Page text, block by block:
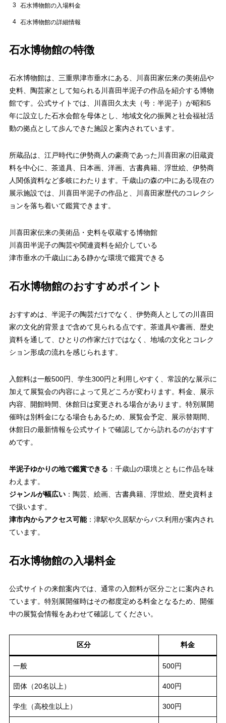
3 石水博物館の入場料金
4 石水博物館の詳細情報
石水博物館の特徴
石水博物館は、三重県津市垂水にある、川喜田家伝来の美術品や
史料、陶芸家として知られる川喜田半泥子の作品を紹介する博物
館です。公式サイトでは、川喜田久太夫（号：半泥子）が昭和5
年に設立した石水会館を母体とし、地域文化の振興と社会福祉活
動の拠点として歩んできた施設と案内されています。
所蔵品は、江戸時代に伊勢商人の豪商であった川喜田家の旧蔵資
料を中心に、茶道具、日本画、洋画、古書典籍、浮世絵、伊勢商
人関係資料など多岐にわたります。千歳山の森の中にある現在の
展示施設では、川喜田半泥子の作品と、川喜田家歴代のコレクシ
ョンを落ち着いて鑑賞できます。
川喜田家伝来の美術品・史料を収蔵する博物館
川喜田半泥子の陶芸や関連資料を紹介している
津市垂水の千歳山にある静かな環境で鑑賞できる
石水博物館のおすすめポイント
おすすめは、半泥子の陶芸だけでなく、伊勢商人としての川喜田
家の文化的背景まで含めて見られる点です。茶道具や書画、歴史
資料を通して、ひとりの作家だけではなく、地域の文化とコレク
ション形成の流れを感じられます。
入館料は一般500円、学生300円と利用しやすく、常設的な展示に
加えて展覧会の内容によって見どころが変わります。料金、展示
内容、開館時間、休館日は変更される場合があります。特別展開
催時は別料金になる場合もあるため、展覧会予定、展示替期間、
休館日の最新情報を公式サイトで確認してから訪れるのがおすす
めです。
半泥子ゆかりの地で鑑賞できる ：千歳山の環境とともに作品を味
わえます。
ジャンルが幅広い：陶芸、絵画、古書典籍、浮世絵、歴史資料ま
で扱います。
津市内からアクセス可能：津駅や久居駅からバス利用が案内され
ています。
石水博物館の入場料金
公式サイトの来館案内では、通常の入館料が区分ごとに案内され
ています。特別展開催時はその都度定める料金となるため、開催
中の展覧会情報をあわせて確認してください。
区分 料金
一般 500円
団体（20名以上） 400円
学生（高校生以上） 300円